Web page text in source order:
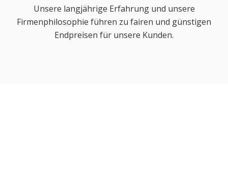
Unsere langjährige Erfahrung und unsere
Firmenphilosophie führen zu fairen und günstigen
Endpreisen für unsere Kunden.